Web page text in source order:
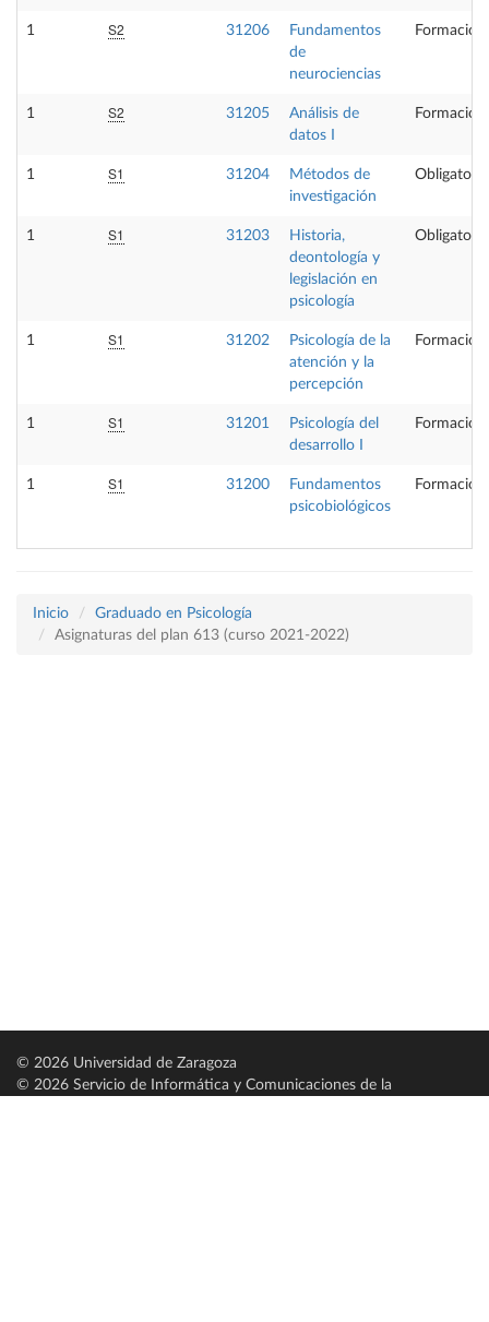
1 S2 31206
Fundamentos
de
neurociencias
Formación
1 S2 31205
Análisis de
datos I
Formación
1 S1 31204
Métodos de
investigación
Obligatoria
1 S1 31203
Historia,
deontología y
legislación en
psicología
Obligatoria
1 S1 31202
Psicología de la
atención y la
percepción
Formación
1 S1 31201
Psicología del
desarrollo I
Formación
1 S1 31200
Fundamentos
psicobiológicos
Formación
Inicio
Graduado en Psicología
Asignaturas del plan 613 (curso 2021-2022)
© 2026 Universidad de Zaragoza
© 2026 Servicio de Informática y Comunicaciones de la